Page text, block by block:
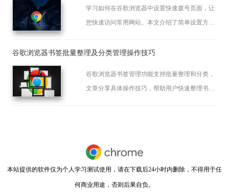
学习如何在谷歌浏览器中设置快速拨号页面，让
您快速访问常用网站。本文介绍了简单设置方
谷歌浏览器书签批量整理及分类管理操作技巧
谷歌浏览器书签管理功能支持批量整理和分类，
文章分享具体操作技巧，帮助用户快速整理书
本站提供的软件仅为个人学习测试使用，请在下载后24小时内删除，不得用于任
何商业用途，否则后果自负。